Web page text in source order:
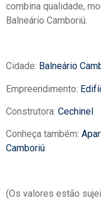
combina qualidade,
Balneário Camboriú.
Cidade: Balneário
Empreendimento:
Construtora: Cechinel
Conheça também:
Camboriú
(Os valores estão